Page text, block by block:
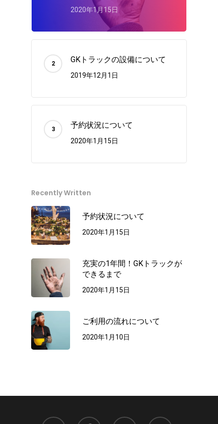
2020年1月15日
GKトラックの設備について
2019年12月1日
予約状況について
2020年1月15日
Recently Written
予約状況について
2020年1月15日
充実の1年間！GKトラックが
できるまで
2020年1月15日
ご利用の流れについて
2020年1月10日